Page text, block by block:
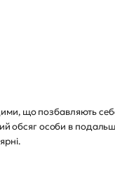
що позбавляють
обсяг особи в